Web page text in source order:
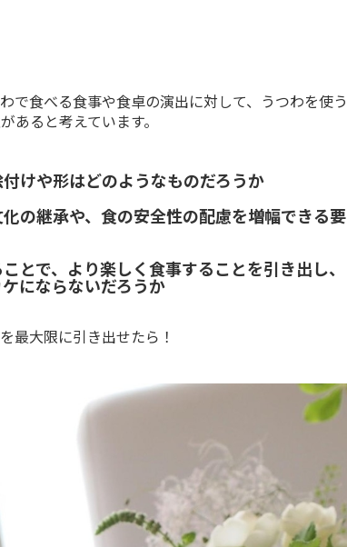
で食べる食事や食卓の演出に対して、うつわを使う
あると考えています。
けや形はどのようなものだろうか
の継承や、食の安全性の配慮を増幅できる要
とで、より楽しく食事することを引き出し、
にならないだろうか
最大限に引き出せたら！